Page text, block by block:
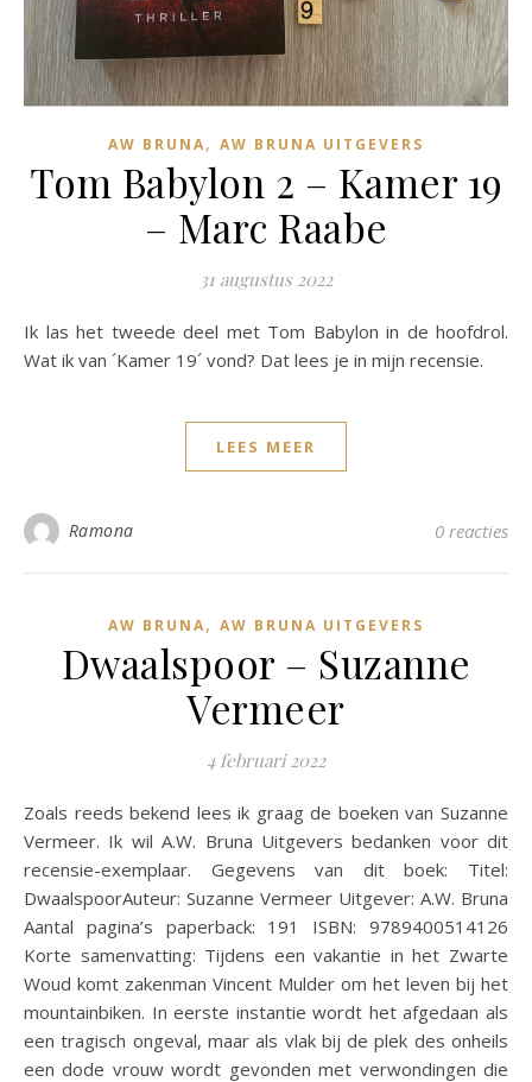
AW BRUNA, AW BRUNA UITGEVERS
Tom Babylon 2 – Kamer 19
– Marc Raabe
31 augustus 2022
Ik las het tweede deel met Tom Babylon in de hoofdrol.
Wat ik van ´Kamer 19´ vond? Dat lees je in mijn recensie.
LEES MEER
Ramona 0 reacties
AW BRUNA, AW BRUNA UITGEVERS
Dwaalspoor – Suzanne
Vermeer
4 februari 2022
Zoals reeds bekend lees ik graag de boeken van Suzanne
Vermeer. Ik wil A.W. Bruna Uitgevers bedanken voor dit
recensie-exemplaar. Gegevens van dit boek: Titel:
DwaalspoorAuteur: Suzanne Vermeer Uitgever: A.W. Bruna
Aantal pagina’s paperback: 191 ISBN: 9789400514126
Korte samenvatting: Tijdens een vakantie in het Zwarte
Woud komt zakenman Vincent Mulder om het leven bij het
mountainbiken. In eerste instantie wordt het afgedaan als
een tragisch ongeval, maar als vlak bij de plek des onheils
een dode vrouw wordt gevonden met verwondingen die